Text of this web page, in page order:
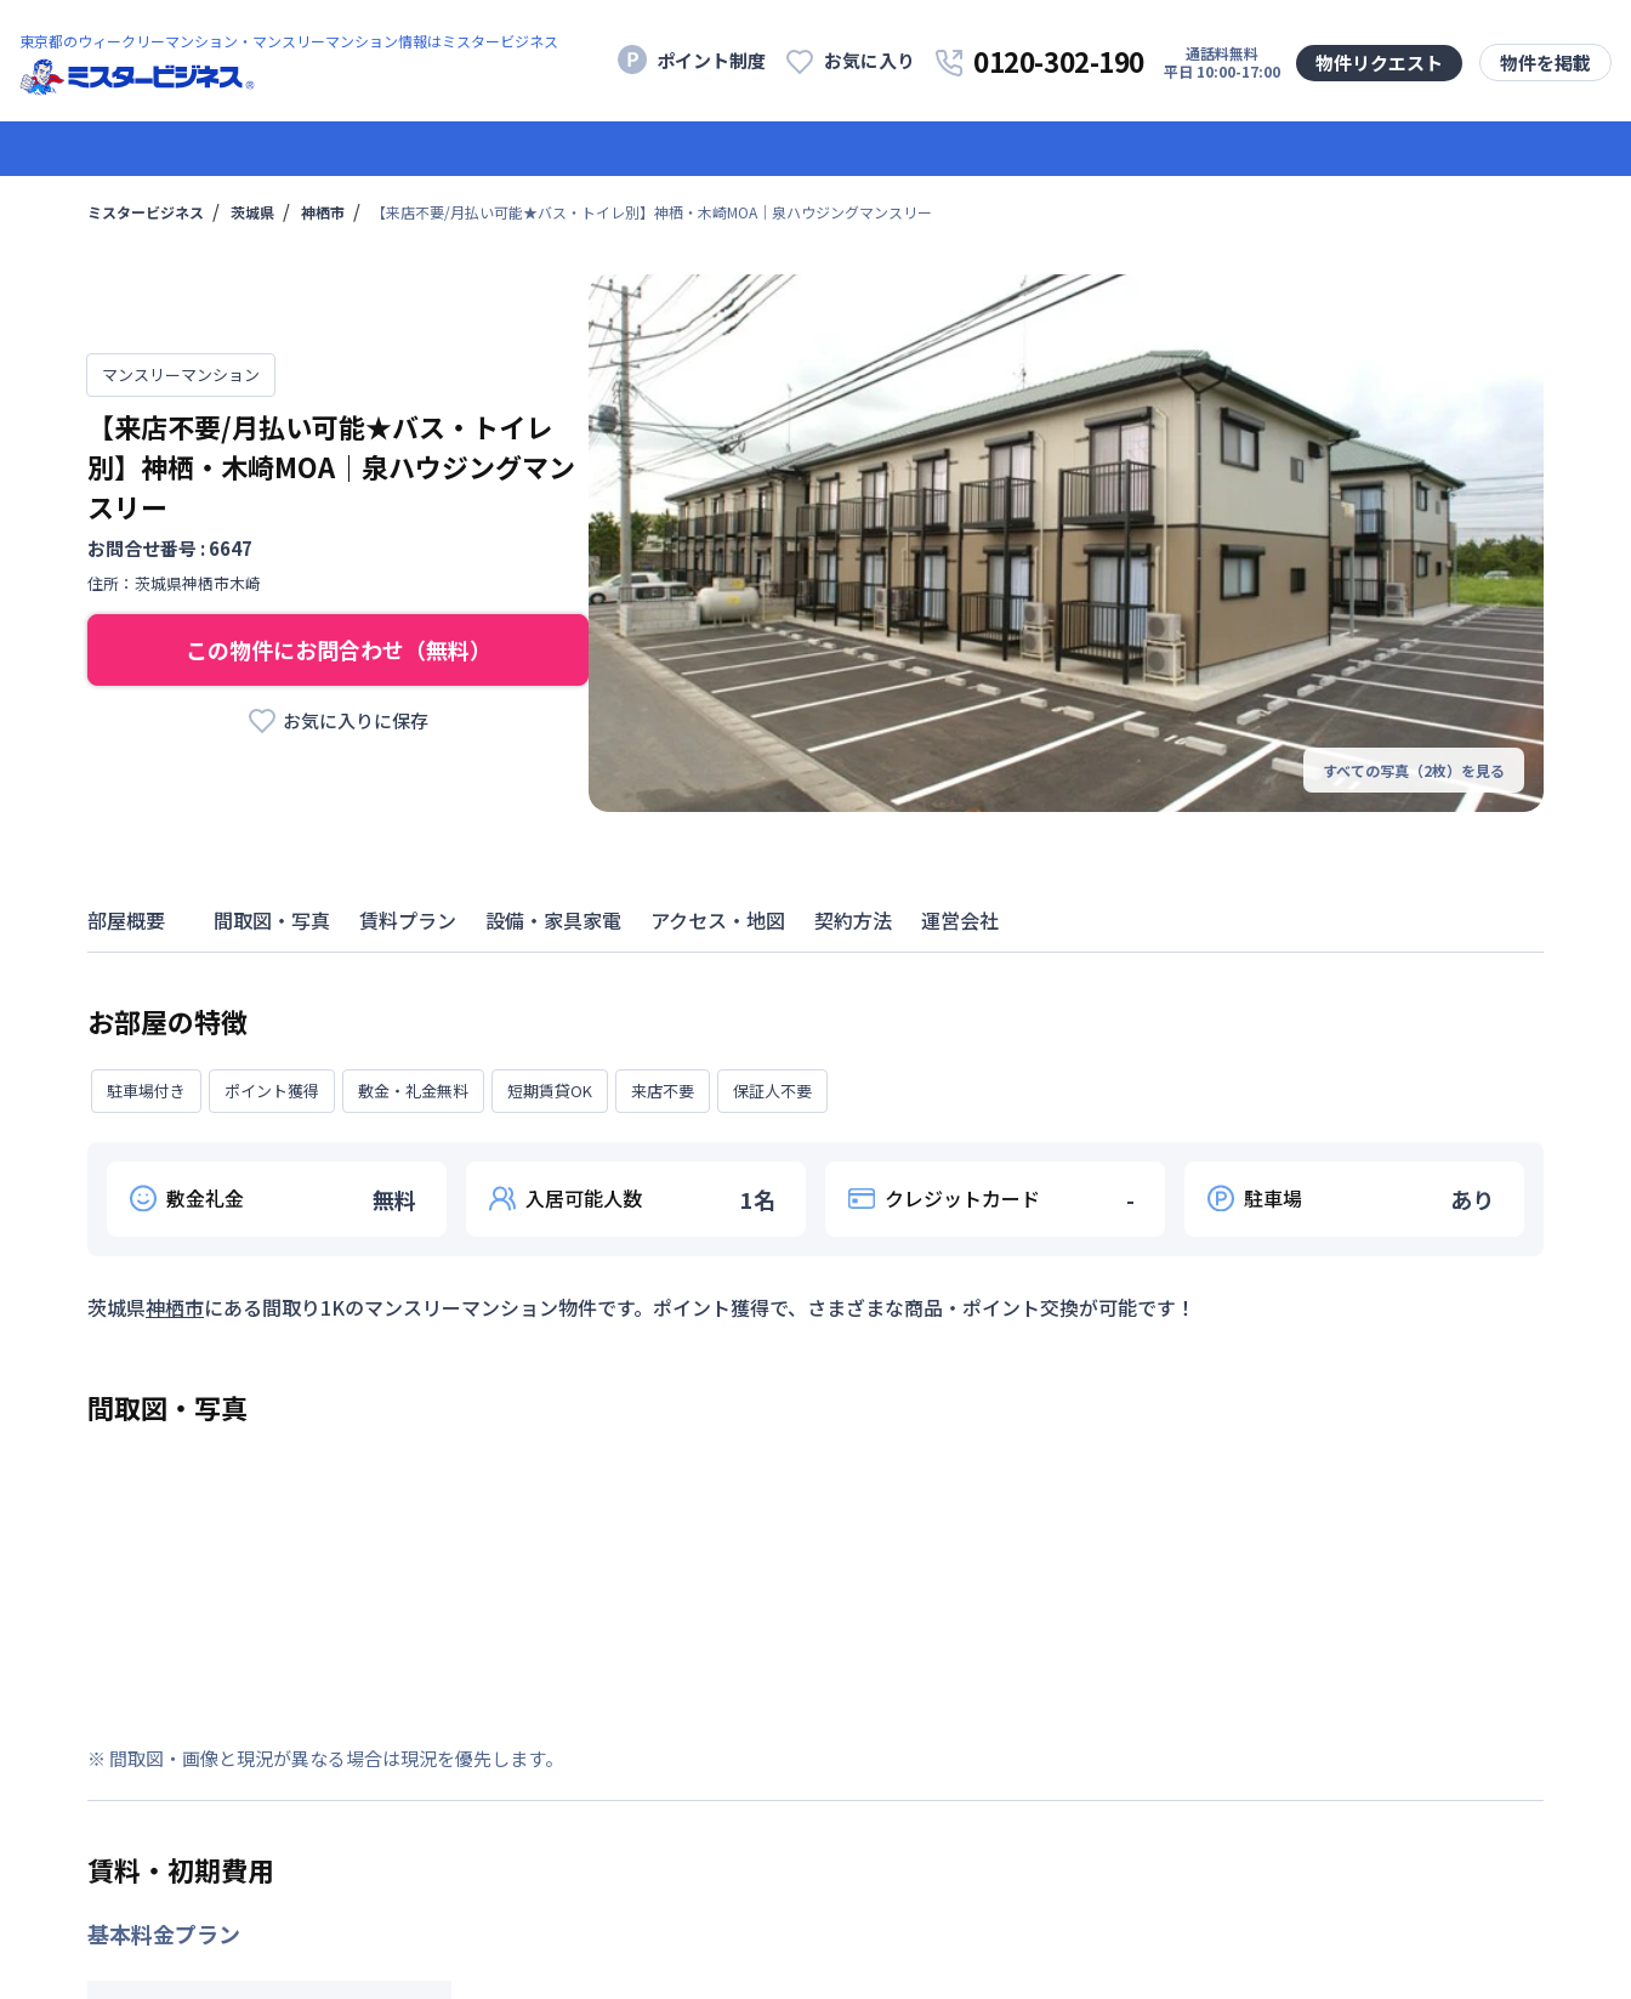
東京都のウィークリーマンション・マンスリーマンション情報はミスタービジネス
ポイント制度 お気に入り 0120-302-190
通話料無料
平日 10:00-17:00
物件リクエスト 物件を掲載
ミスタービジネス 茨城県 神栖市 【来店不要/月払い可能★バス・トイレ別】神栖・木崎MOA｜泉ハウジングマンスリー
マンスリーマンション
【来店不要/月払い可能★バス・トイレ
別】神栖・木崎MOA｜泉ハウジングマン
スリー
お問合せ番号 :6647
住所： 茨城県神栖市木崎
この物件にお問合わせ（無料）
お気に入りに保存
すべての写真（2枚）を見る
部屋概要 間取図・写真 賃料プラン 設備・家具家電 アクセス・地図 契約方法 運営会社
お部屋の特徴
駐車場付き ポイント獲得 敷金・礼金無料 短期賃貸OK 来店不要 保証人不要
敷金礼金 無料 入居可能人数 1名 クレジットカード - 駐車場 あり
茨城県神栖市にある間取り1Kのマンスリーマンション物件です。ポイント獲得で、さまざまな商品・ポイント交換が可能です！
間取図・写真
※ 間取図・画像と現況が異なる場合は現況を優先します。
賃料・初期費用
基本料金プラン